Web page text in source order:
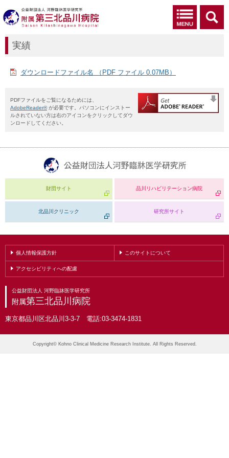
実績
ダウンロードファイル名 （PDF ファイル 0.07MB）
PDFファイルをご覧になるためには、
AdobeReader®が必要です。パソコンにインストー
ルされていない方は右のアイコンをクリックしてダウ
ンロードしてください。
財団サイト 品川リハビリテーション病院
北品川クリニック 研究所サイト
個人情報保護方針 このサイトについて
アクセシビリティへの配慮
公益財団法人 河野臨牀医学研究所
附属第三北品川病院
東京都品川区北品川3-3-7 電話:03-3474-1831
Copyright© Kohno Clinical Medicine Research Institute. All Rights Reserved.